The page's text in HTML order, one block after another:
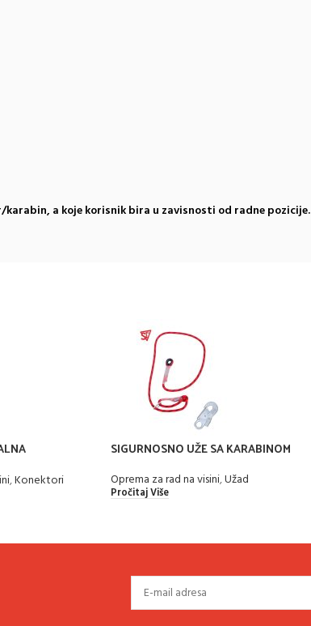
a koje korisnik bira u zavisnosti od radne pozicije.
,Konektori
SIGURNOSNO UŽE SA KARABINOM
Oprema za rad na visini,Užad
Pročitaj Više